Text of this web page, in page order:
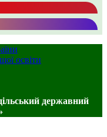
освіти
державний